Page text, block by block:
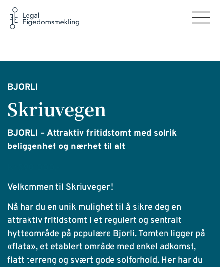
BJORLI
Skriuvegen
BJORLI – Attraktiv fritidstomt med solrik
beliggenhet og nærhet til alt
Velkommen til Skriuvegen!
Nå har du en unik mulighet til å sikre deg en
attraktiv fritidstomt i et regulert og sentralt
hytteområde på populære Bjorli. Tomten ligger på
«flata», et etablert område med enkel adkomst,
flatt terreng og svært gode solforhold. Her har du